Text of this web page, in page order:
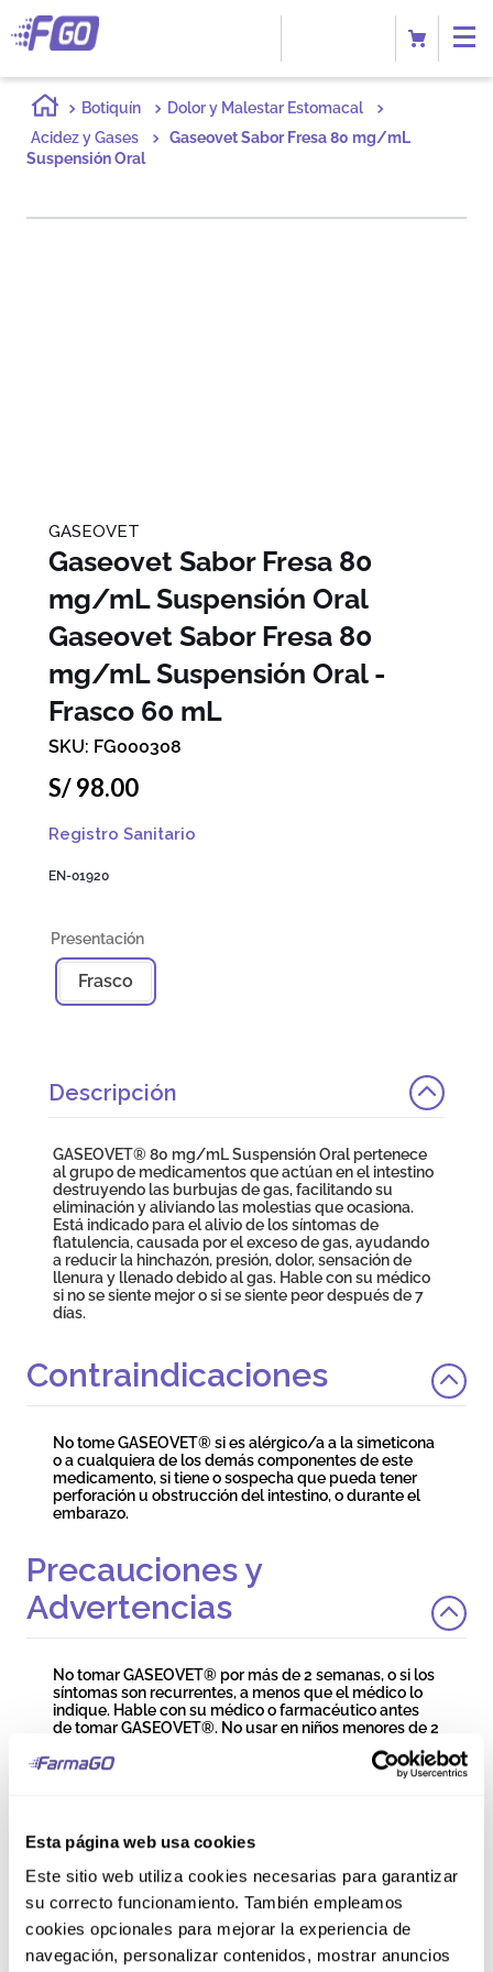
Esta página web usa cookies
Este sitio web utiliza cookies necesarias para garantizar
su correcto funcionamiento. También empleamos
cookies opcionales para mejorar la experiencia de
navegación, personalizar contenidos, mostrar anuncios
Botiquín
Dolor y Malestar Estomacal
Acidez y Gases
Gaseovet Sabor Fresa 80 mg/mL
Suspensión Oral
GASEOVET
Gaseovet Sabor Fresa 80
mg/mL Suspensión Oral
Gaseovet Sabor Fresa 80
mg/mL Suspensión Oral -
Frasco 60 mL
FG000308
S/98.00
Registro Sanitario
EN-01920
Frasco
Descripción
GASEOVET® 80 mg/mL Suspensión Oral pertenece
al grupo de medicamentos que actúan en el intestino
destruyendo las burbujas de gas, facilitando su
eliminación y aliviando las molestias que ocasiona.
Está indicado para el alivio de los síntomas de
flatulencia, causada por el exceso de gas, ayudando
a reducir la hinchazón, presión, dolor, sensación de
llenura y llenado debido al gas. Hable con su médico
si no se siente mejor o si se siente peor después de 7
días.
Contraindicaciones
No tome GASEOVET® si es alérgico/a a la simeticona
o a cualquiera de los demás componentes de este
medicamento, si tiene o sospecha que pueda tener
perforación u obstrucción del intestino, o durante el
embarazo.
Precauciones y
Advertencias
No tomar GASEOVET® por más de 2 semanas, o si los
síntomas son recurrentes, a menos que el médico lo
indique. Hable con su médico o farmacéutico antes
de tomar GASEOVET®. No usar en niños menores de 2
años de edad excepto bajo el consejo supervisado del
médico. Debe comunicarse con su médico o
utilizar después de la fecha de expiración impresa en
el envase. En caso de persistencia o empeoramiento
de los síntomas o en caso de estreñimiento
prolongado, consulte a su médico. La simeticona no
está recomendada para el tratamiento de los cólicos
del lactante debido a la limitada información
disponible. No usar en caso de sospecha de
perforación intestinal o íleo. No exceda la dosis